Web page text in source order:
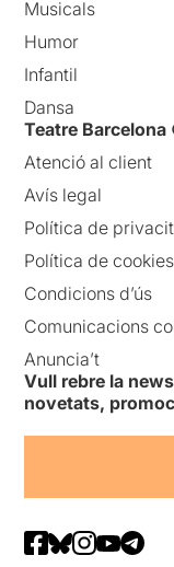
Musicals
Humor
Infantil
Dansa
Teatre
Atenció al client
Avís legal
Política de
Política de cookies
Condicions d’ús
Comunicacions
Anuncia’t
Vull rebre la
novetats,